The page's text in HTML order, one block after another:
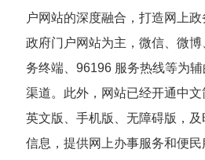
户网站的深度融合，打造网上
政府门户网站为主，微信、微
务终端、96196 服务热线等为
渠道。此外，网站已经开通中文
英文版、手机版、无障碍版，
信息，提供网上办事服务和便